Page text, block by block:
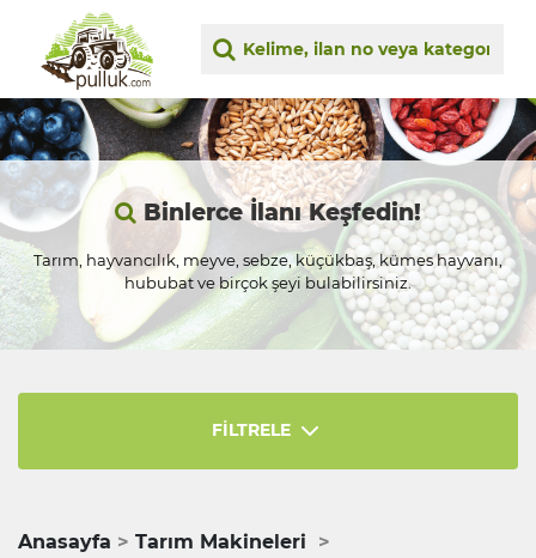
Binlerce İlanı Keşfedin!
Tarım, hayvancılık, meyve, sebze, küçükbaş, kümes hayvanı,
hububat ve birçok şeyi bulabilirsiniz.
FİLTRELE
Anasayfa
Tarım Makineleri